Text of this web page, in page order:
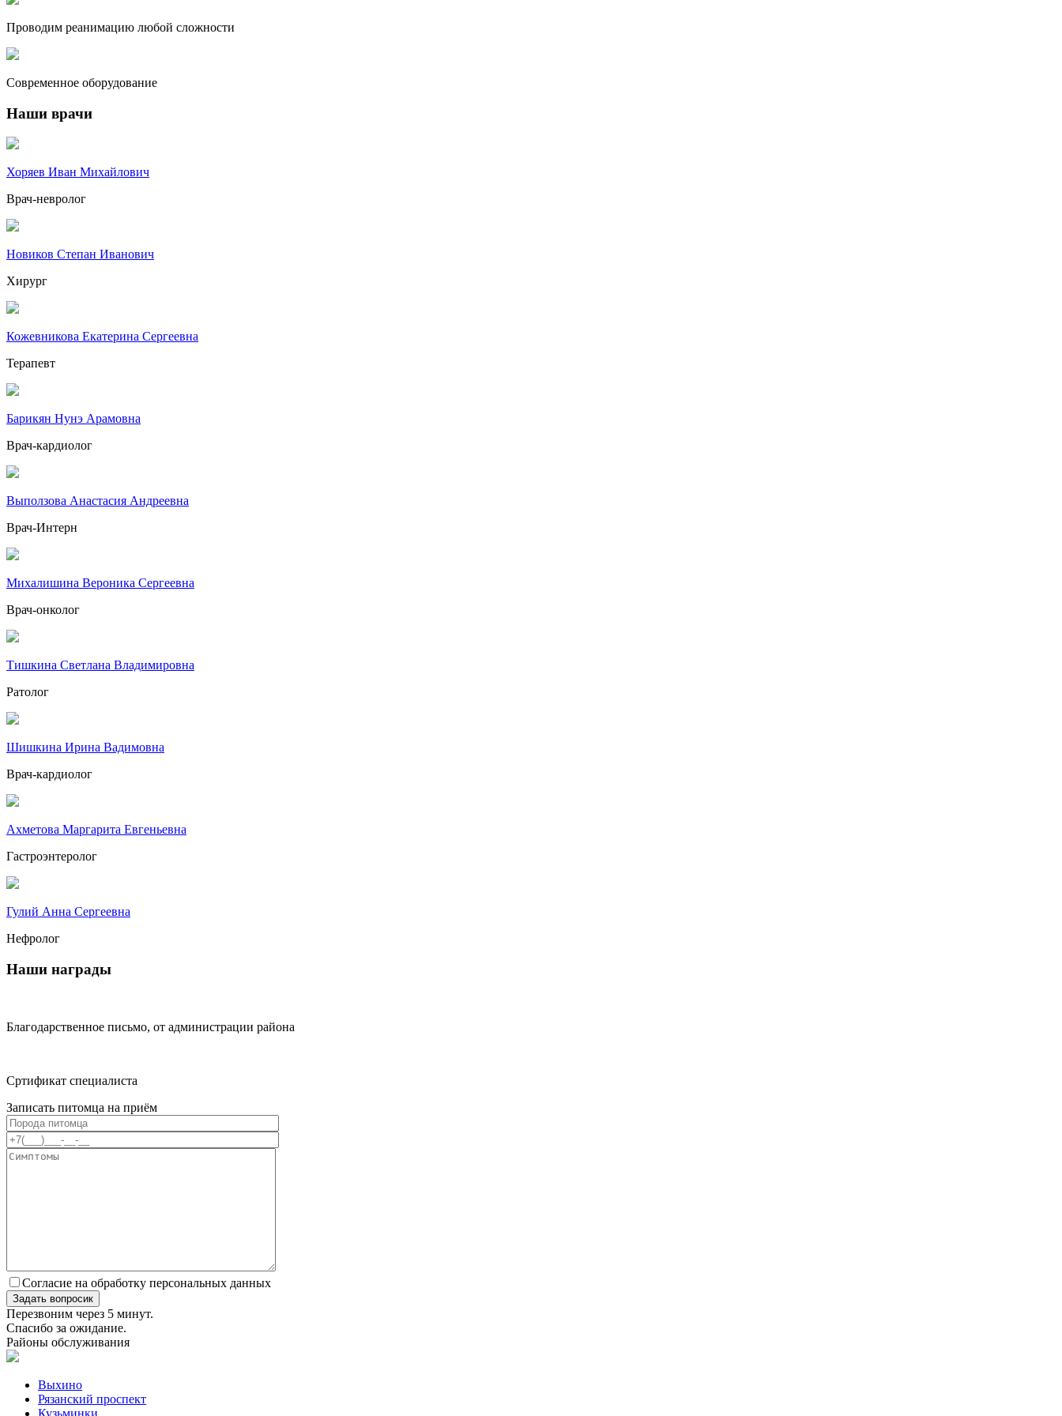
Проводим реанимацию любой сложности
Современное оборудование
Наши врачи
Хоряев Иван Михайлович
Врач-невролог
Новиков Степан Иванович
Хирург
Кожевникова Екатерина Сергеевна
Терапевт
Барикян Нунэ Арамовна
Врач-кардиолог
Выползова Анастасия Андреевна
Врач-Интерн
Михалишина Вероника Сергеевна
Врач-онколог
Тишкина Светлана Владимировна
Ратолог
Шишкина Ирина Вадимовна
Врач-кардиолог
Ахметова Маргарита Евгеньевна
Гастроэнтеролог
Гулий Анна Сергеевна
Нефролог
Наши награды
Благодарственное письмо, от администрации района
Сртификат специалиста
Записать питомца на приём
Согласие на обработку персональных данных
Перезвоним через 5 минут.
Спасибо за ожидание.
Районы обслуживания
Выхино
Рязанский проспект
Кузьминки